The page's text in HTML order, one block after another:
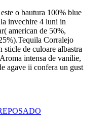
o bautura 100% blue
invechire 4 luni in
american de 50%,
Corralejo
de culoare albastra
intensa de vanilie,
agave ii confera un gust